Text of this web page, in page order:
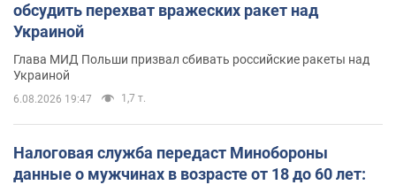
обсудить перехват вражеских ракет над
Украиной
Глава МИД Польши призвал сбивать российские ракеты над
Украиной
6.08.2026 19:47 1,7 т.
Налоговая служба передаст Минобороны
данные о мужчинах в возрасте от 18 до 60 лет: